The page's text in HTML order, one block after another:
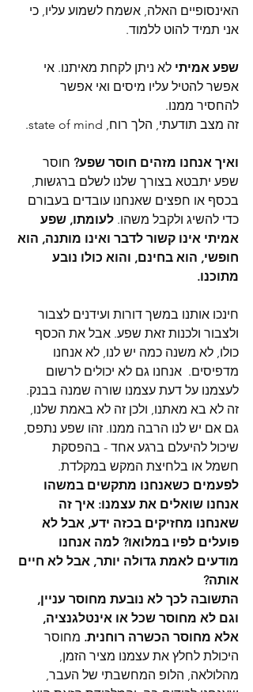
האינסופיים האלה, אשמח לשמוע עליו, כי
אני תמיד להוט ללמוד.
שפע אמיתי לא ניתן לקחת מאיתנו. אי
אפשר להטיל עליו מיסים ואי אפשר
להחסיר ממנו.
זה מצב תודעתי, הלך רוח, state of mind.
ואיך אנחנו מזהים חוסר שפע? חוסר
שפע יתבטא בצורך שלנו לשלם ברגשות,
בכסף או חפצים שאנחנו עובדים בעבורם
כדי להשיג ולקבל משהו. לעומתו, שפע
אמיתי אינו קשור לדבר ואינו מותנה, הוא
חופשי, הוא בחינם, והוא כולו נובע
מתוכנו.
חינכו אותנו במשך דורות ועידנים לצבור
ולצבור ולכנות זאת שפע. אבל את הכסף
כולו, לא משנה כמה יש לנו, לא אנחנו
מדפיסים.  אנחנו גם לא יכולים לרשום
לעצמנו על דעת עצמנו שורה שמנה בבנק.
זה לא בא מאתנו, ולכן זה לא באמת שלנו,
גם אם יש לנו הרבה ממנו. זהו שפע נתפס,
שיכול להיעלם ברגע אחד - בהפסקת
חשמל או בלחיצת המקש במקלדת.
לפעמים כשאנחנו מתקשים במשהו
אנחנו שואלים את עצמנו: איך זה
שאנחנו מחזיקים בכזה ידע, אבל לא
פועלים לפיו במלואו? למה אנחנו
מודעים לאמת גדולה יותר, אבל לא חיים
אותה?
התשובה לכך לא נובעת מחוסר עניין,
וגם לא מחוסר שכל או אינטלגנציה,
אלא מחוסר הכשרה רוחנית. מחוסר
היכולת לחלץ את עצמנו מציר הזמן,
מהלולאה, הלופ המחשבתי של העבר,